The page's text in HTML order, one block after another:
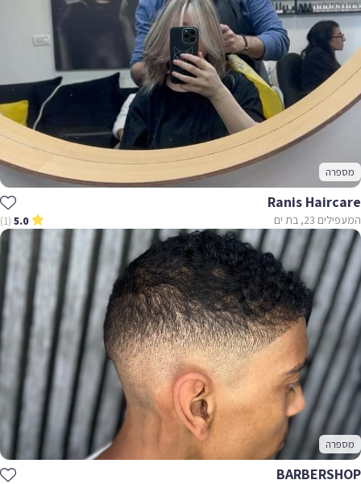
מספרה
Ranis Haircare
המעפילים 23, בת ים 5.0
(1)
מספרה
BARBERSHOP